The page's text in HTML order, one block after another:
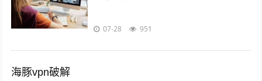
07-28 951
海豚vpn破解